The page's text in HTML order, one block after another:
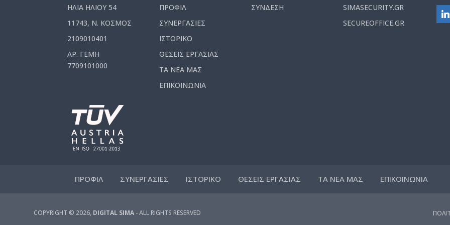
ΗΛΙΑ ΗΛΙΟΥ 54
11743, Ν. ΚΟΣΜΟΣ
2109010401
ΑΡ. ΓΕΜΗ
7709101000
ΠΡΟΦΙΛ
ΣΥΝΕΡΓΑΣΙΕΣ
ΙΣΤΟΡΙΚΟ
ΘΕΣΕΙΣ ΕΡΓΑΣΙΑΣ
ΤΑ ΝΕΑ ΜΑΣ
ΕΠΙΚΟΙΝΩΝΙΑ
ΣΥΝΔΕΣΗ
SIMASECURITY.GR
SECUREOFFICE.GR
ΠΡΟΦΙΛ ΣΥΝΕΡΓΑΣΙΕΣ ΙΣΤΟΡΙΚΟ ΘΕΣΕΙΣ ΕΡΓΑΣΙΑΣ ΤΑ ΝΕΑ ΜΑΣ ΕΠΙΚΟΙΝΩΝΙΑ
COPYRIGHT © 2026, DIGITAL SIMA - ALL RIGHTS RESERVED